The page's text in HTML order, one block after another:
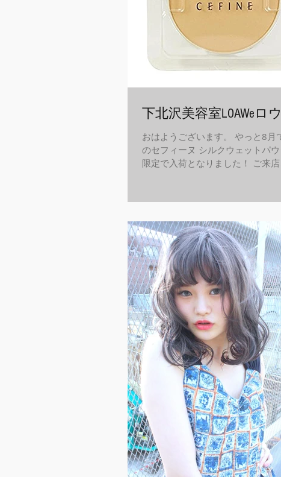
下北沢美容室LOAWeロウ
おはようございます。 やっと8月
のセフィーヌ シルクウェットパウ
限定で入荷となりました！ ご来店
#oc110の2種類、それぞれ数に限